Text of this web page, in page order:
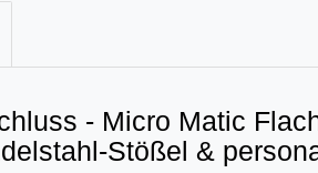
- Micro Matic
Stößel &